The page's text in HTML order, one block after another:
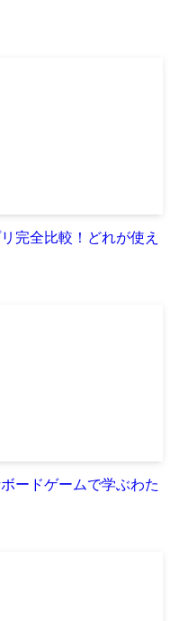
完全比較！どれが使え
ードゲームで学ぶわた